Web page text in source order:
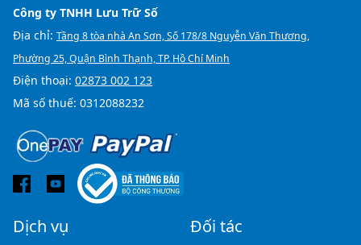
Công ty TNHH Lưu Trữ Số
Địa chỉ: Tầng 8 tòa nhà An Sơn, Số 178/8 Nguyễn Văn Thương,
Phường 25, Quận Bình Thạnh, TP. Hồ Chí Minh
Điện thoại: 02873 002 123
Mã số thuế: 0312088232
Dịch vụ Đối tác